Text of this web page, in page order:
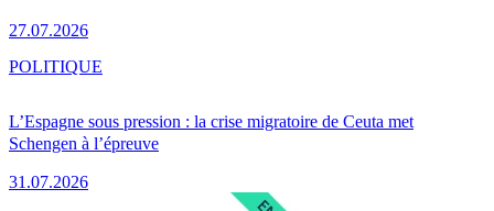
27.07.2026
L’Espagne sous pression : la crise migratoire de Ceuta met
Schengen à l’épreuve
31.07.2026
POLITIQUE